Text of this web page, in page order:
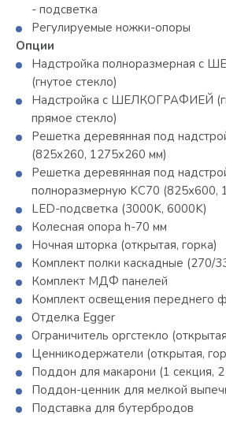
- подсветка
Регулируемые ножки-опоры
Опции
Надстройка полноразмерная с
(гнутое стекло)
Надстройка с ШЕЛКОГРАФИЕЙ
прямое стекло)
Решетка деревянная под
(825х260, 1275х260 мм)
Решетка деревянная под
полноразмерную KC70 (825х600,
LED-подсветка (3000K, 6000K)
Колесная опора h-70 мм
Ночная шторка (открытая, горка)
Комплект полки каскадные (270/
Комплект МДФ панелей
Комплект освещения переднего
Отделка Egger
Ограничитель оргстекло
Ценникодержатели (открытая,
Поддон для макарони (1 секция, 2
Поддон-ценник для мелкой
Подставка для бутербродов